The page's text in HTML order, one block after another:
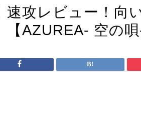
速攻レビュー！向
AZUREA- 空の